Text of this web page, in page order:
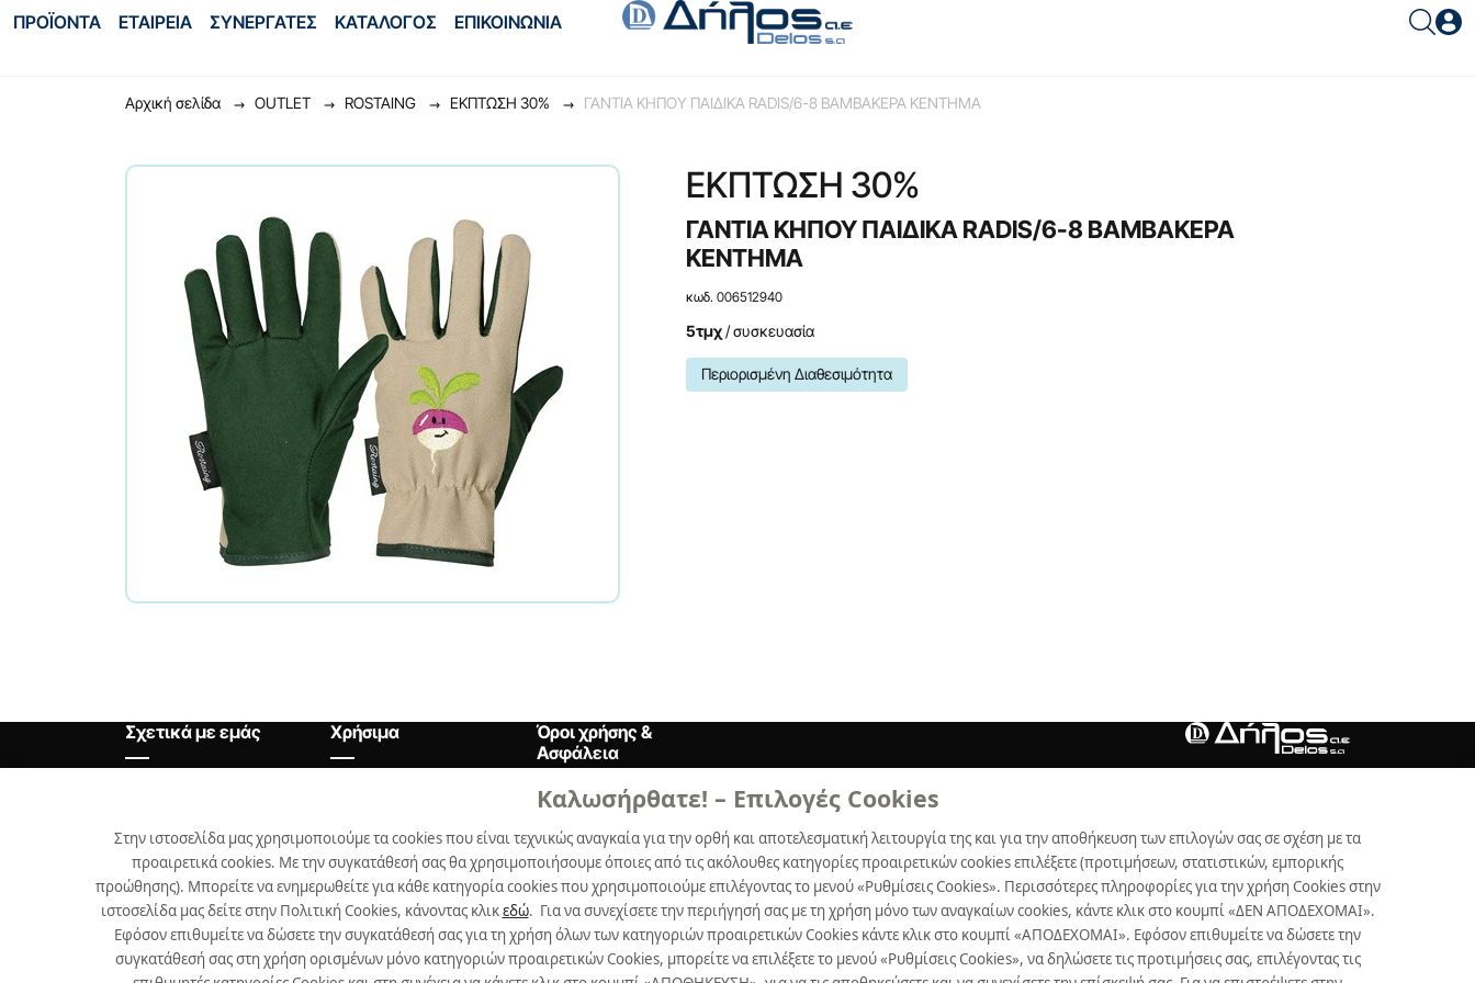
Καλωσήρθατε! – Επιλογές Cookies
Στην ιστοσελίδα μας χρησιμοποιούμε τα cookies που είναι τεχνικώς αναγκαία για την ορθή και αποτελεσματική λειτουργία της και για την αποθήκευση των επιλογών σας σε σχέση με τα
προαιρετικά cookies. Με την συγκατάθεσή σας θα χρησιμοποιήσουμε όποιες από τις ακόλουθες κατηγορίες προαιρετικών cookies επιλέξετε (προτιμήσεων, στατιστικών, εμπορικής
προώθησης). Μπορείτε να ενημερωθείτε για κάθε κατηγορία cookies που χρησιμοποιούμε επιλέγοντας το μενού «Ρυθμίσεις Cookies». Περισσότερες πληροφορίες για την χρήση Cookies στην
ιστοσελίδα μας δείτε στην Πολιτική Cookies, κάνοντας κλικεδώ. Για να συνεχίσετε την περιήγησή σας με τη χρήση μόνο των αναγκαίων cookies, κάντε κλικ στο κουμπί «ΔΕΝ ΑΠΟΔΕΧΟΜΑΙ».
Εφόσον επιθυμείτε να δώσετε την συγκατάθεσή σας για τη χρήση όλων των κατηγοριών προαιρετικών Cookies κάντε κλικ στο κουμπί «ΑΠΟΔΕΧΟΜΑΙ». Εφόσον επιθυμείτε να δώσετε την
συγκατάθεσή σας στη χρήση ορισμένων μόνο κατηγοριών προαιρετικών Cookies, μπορείτε να επιλέξετε το μενού «Ρυθμίσεις Cookies», να δηλώσετε τις προτιμήσεις σας, επιλέγοντας τις
ΠΡΟΪΟΝΤΑ ΕΤΑΙΡΕΙΑ ΣΥΝΕΡΓΑΤΕΣ ΚΑΤΑΛΟΓΟΣ ΕΠΙΚΟΙΝΩΝΙΑ
Αρχική σελίδα OUTLET ROSTAING ΕΚΠΤΩΣΗ 30% ΓΑΝΤΙΑ ΚΗΠΟΥ ΠΑΙΔΙΚΑ RADIS/6-8 ΒΑΜΒΑΚΕΡΑ ΚΕΝΤΗΜΑ
ΕΚΠΤΩΣΗ 30%
ΓΑΝΤΙΑ ΚΗΠΟΥ ΠΑΙΔΙΚΑ RADIS/6-8 ΒΑΜΒΑΚΕΡΑ
ΚΕΝΤΗΜΑ
κωδ. 006512940
5τμχ/ συσκευασία
Περιορισμένη Διαθεσιμότητα
Σχετικά με εμάς
Προϊόντα
Επικοινωνία
Νέα
Χρήσιμα
Χρήσιμα
Όροι χρήσης &
Ασφάλεια
Όροι Xρήσης
Δήλωση Aπορρήτου
Πολιτική Cookies
Προτιμήσεις Cookies